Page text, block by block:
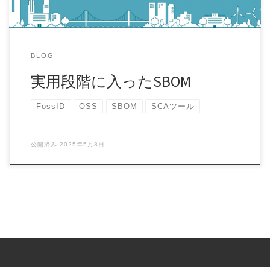
BLOG
実用段階に入ったSBOM
FossID OSS SBOM SCAツール
公開済み 2025年5月8日